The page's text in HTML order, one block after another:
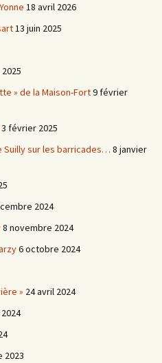
18 avril 2026
13 juin 2025
» de la Maison-Fort9 février
3 février 2025
Suilly sur les barricades… 8 janvier
2024
8 novembre 2024
6 octobre 2024
» 24 avril 2024
2023